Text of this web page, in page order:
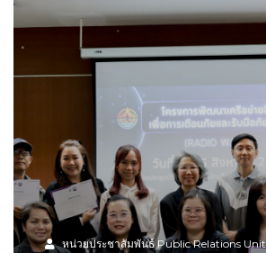
หน่วยประชาสัมพันธ์ Public Relations Unit